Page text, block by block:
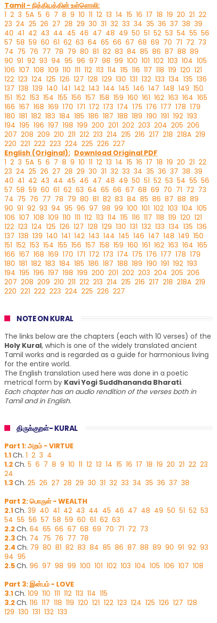
Tamil - நித்தியத்தின் உள்ளொலி:
1 2 3 5A 5 6 7 8 9 10 11 12 13 14 15 16 17 18 19 20 21 22
23 24 25 26 27 28 29 30 31 32 33 34 35 36 37 38 39
40 41 42 43 44 45 46 47 48 49 50 51 52 53 54 55 56
57 58 59 60 61 62 63 64 65 66 67 68 69 70 71 72 73
74 75 76 77 78 79 80 81 82 83 84 85 86 87 88 89
90 91 92 93 94 95 96 97 98 99 100 101 102 103 104 105
106 107 108 109 110 111 112 113 114 115 116 117 118 119 120 121
122 123 124 125 126 127 128 129 130 131 132 133 134 135 136
137 138 139 140 141 142 143 144 145 146 147 148 149 150
151 152 153 154 155 156 157 158 159 160 161 162 163 164 165
166 167 168 169 170 171 172 173 174 175 176 177 178 179
180 181 182 183 184 185 186 187 188 189 190 191 192 193
194 195 196 197 198 199 200 201 202 203 204 205 206
207 208 209 210 211 212 213 214 215 216 217 218 218A 219
220 221 222 223 224 225 226 227
English (Original): Download Original PDF
1 2 3 5A 5 6 7 8 9 10 11 12 13 14 15 16 17 18 19 20 21 22
23 24 25 26 27 28 29 30 31 32 33 34 35 36 37 38 39
40 41 42 43 44 45 46 47 48 49 50 51 52 53 54 55 56
57 58 59 60 61 62 63 64 65 66 67 68 69 70 71 72 73
74 75 76 77 78 79 80 81 82 83 84 85 86 87 88 89
90 91 92 93 94 95 96 97 98 99 100 101 102 103 104 105
106 107 108 109 110 111 112 113 114 115 116 117 118 119 120 121
122 123 124 125 126 127 128 129 130 131 132 133 134 135 136
137 138 139 140 141 142 143 144 145 146 147 148 149 150
151 152 153 154 155 156 157 158 159 160 161 162 163 164 165
166 167 168 169 170 171 172 173 174 175 176 177 178 179
180 181 182 183 184 185 186 187 188 189 190 191 192 193
194 195 196 197 198 199 200 201 202 203 204 205 206
207 208 209 210 211 212 213 214 215 216 217 218 218A 219
220 221 222 223 224 225 226 227
NOTE ON KURAL
The links below are the chapters (each with 10 verses) of the
Holy Kural, which is one of the widely translated ancient
Tamil works and is regarded as a guide for harmonious living
for the entire world.
The English translation used here was done in a poetic
metrical form by Kavi Yogi Suddhananda Bharati.
Each chapter has an audio rendition of the verses both in
Tamil and in English.
திருக்குறள்- KURAL
Part 1: அறம் - VIRTUE
1.1Ch. 1 2 3 4
1.2 Ch. 5 6 7 8 9 10 11 12 13 14 15 16 17 18 19 20 21 22 23
24
1.3Ch. 25 26 27 28 29 30 31 32 33 34 35 36 37 38
Part 2: பொருள் - WEALTH
2.1Ch. 39 40 41 42 43 44 45 46 47 48 49 50 51 52 53
54 55 56 57 58 59 60 61 62 63
2.2 Ch. 64 65 66 67 68 69 70 71 72 73
2.3Ch. 74 75 76 77 78
2.4 Ch. 79 80 81 82 83 84 85 86 87 88 89 90 91 92 93
94 95
2.5Ch. 96 97 98 99 100 101 102 103 104 105 106 107 108
Part 3: இன்பம் - LOVE
3.1Ch. 109 110 111 112 113 114 115
3.2 Ch. 116 117 118 119 120 121 122 123 124 125 126 127 128
129 130 131 132 133